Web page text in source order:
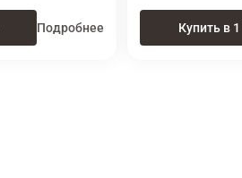
Подробнее Купить в